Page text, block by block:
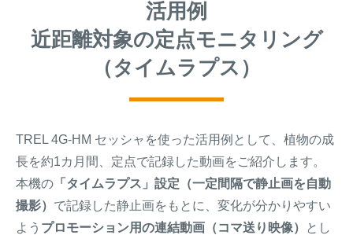
活用例
近距離対象の定点モニタリング
（タイムラプス）
TREL 4G-HM セッシャを使った活用例として、植物の成
長を約1カ月間、定点で記録した動画をご紹介します。
本機の 「タイムラプス」設定（一定間隔で静止画を自動
撮影） で記録した静止画をもとに、変化が分かりやすい
よう プロモーション用の連結動画（コマ送り映像）
とし